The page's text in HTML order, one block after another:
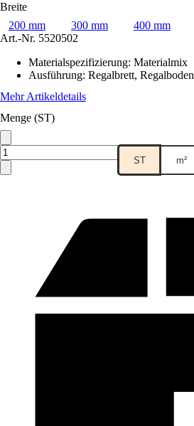
Breite
200 mm
300 mm
400 mm
Art.-Nr. 5520502
Materialspezifizierung: Materialmix
Ausführung: Regalbrett, Regalboden
Mehr Artikeldetails
Menge (ST)
ST m²